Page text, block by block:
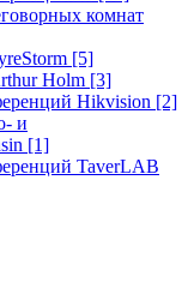
комнат
[5]
Holm [3]
Hikvision [2]
и
[1]
TaverLAB